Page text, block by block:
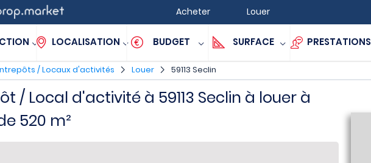
Acheter Louer
LOCALISATION BUDGET SURFACE PRESTATIONS
/ Locaux d'activités Louer 59113 Seclin
/ Local d'activité à 59113 Seclin à louer à
520 m²